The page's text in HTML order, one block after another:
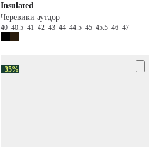
Insulated
Черевики аутдор
4040.54142434444.54545.54647
−35%